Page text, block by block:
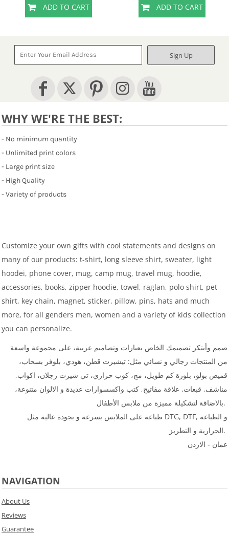
ADD TO CART ADD TO CART
Sign Up
WHY WE'RE THE BEST:
- No minimum quantity
- Unlimited print colors
- Large print size
- High Quality
- Variety of products
Customize your own gifts with cool statements and designs on
many of our products: t-shirt, long sleeve shirt, sweater, light
hoodei, phone cover, mug, camp mug, travel mug, hoodie,
accessories, books, zipper hoodie, towel, raglan, polo shirt, pet
shirt, key chain, magnet, sticker, pillow, pins, hats and much
more, for all genders men, women and a variety of kids collection
you can personalize.
صمم وأبتكر تصميمك الخاص بعبارات وتصاميم عربية، على مجموعة واسعة
من المنتجات رجالي و نسائي مثل: تيشيرت قطن، هودي، بلوفر بسحاب،
قميص بولو، بلوزة كم طويل، مج، كوب حراري، تي شيرت رجلان، اكواب,
مناشف, قبعات, علاقة مفاتيح, كتب واكسسوارات عديدة و الالوان متنوعة،
بالاضاقة لتشكيلة مميزة من ملابس الأطفال.
طباعة على الملابس بسرعة و بجودة عالية مثل DTG, DTF, و الطباعة
الحرارية و التطريز.
عمان - الاردن
NAVIGATION
About Us
Reviews
Guarantee